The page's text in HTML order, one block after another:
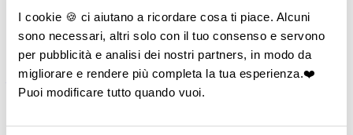
I cookie 🍪 ci aiutano a ricordare cosa ti piace. Alcuni
sono necessari, altri solo con il tuo consenso e servono
per pubblicità e analisi dei nostri partners, in modo da
migliorare e rendere più completa la tua esperienza.❤️
Puoi modificare tutto quando vuoi.
―Vedi tutto